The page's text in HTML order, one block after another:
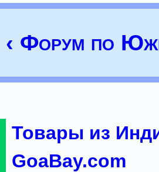
‹ Форум по
Товары из
GoaBay.com